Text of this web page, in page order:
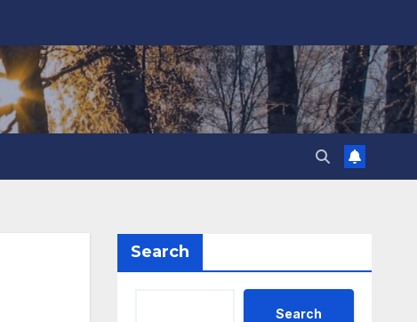
Search
Search